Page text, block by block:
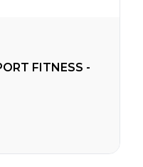
FITNESS -